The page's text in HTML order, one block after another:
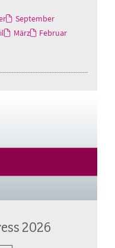
September
März
Februar
2026